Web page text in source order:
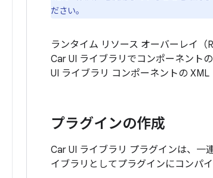
ださい。
ランタイム リソース オーバーレイ（
Car UI ライブラリでコンポーネント
UI ライブラリ コンポーネントの
プラグインの作成
Car UI ライブラリ プラグインは、一
イブラリとしてプラグインにコンパイ